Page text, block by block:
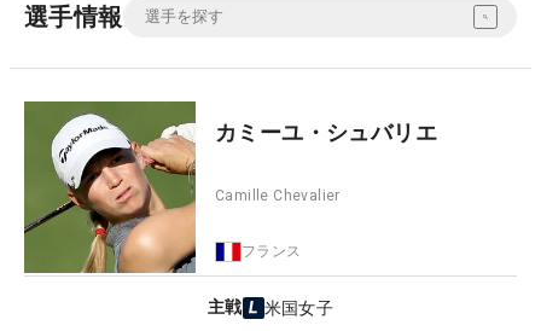
選手情報
カミーユ・シュバリエ
Camille Chevalier
フランス
主戦 米国女子